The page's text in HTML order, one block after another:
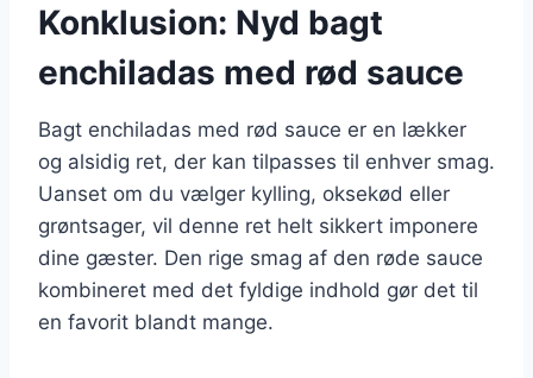
Konklusion: Nyd bagt
enchiladas med rød sauce
Bagt enchiladas med rød sauce er en lækker
og alsidig ret, der kan tilpasses til enhver smag.
Uanset om du vælger kylling, oksekød eller
grøntsager, vil denne ret helt sikkert imponere
dine gæster. Den rige smag af den røde sauce
kombineret med det fyldige indhold gør det til
en favorit blandt mange.